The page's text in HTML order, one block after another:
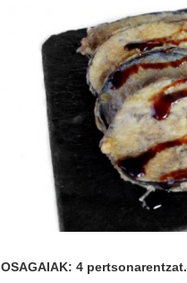
OSAGAIAK: 4 pertsonarentzat.